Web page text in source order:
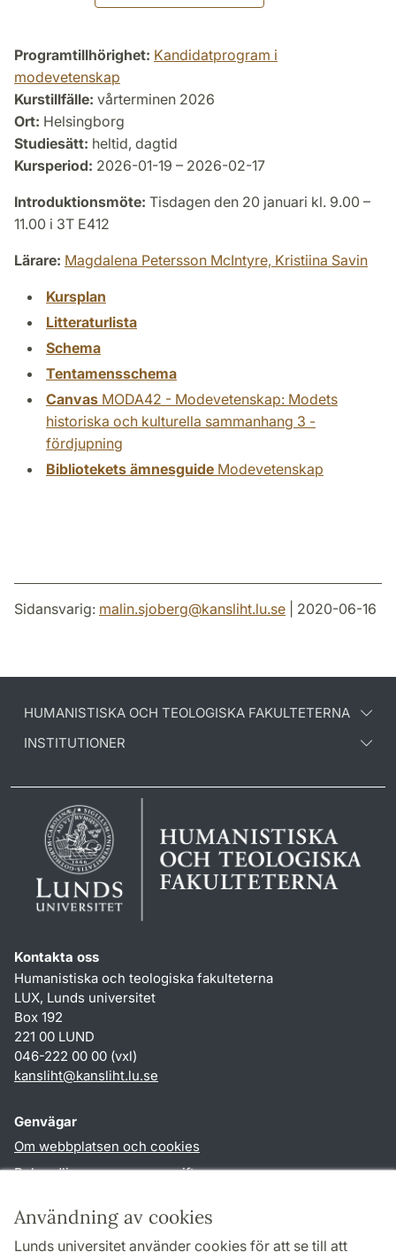
Användning av cookies
Lunds universitet använder cookies för att se till att
Programtillhörighet: Kandidatprogram i
modevetenskap
Kurstillfälle: vårterminen 2026
Ort: Helsingborg
Studiesätt: heltid, dagtid
Kursperiod: 2026-01-19 – 2026-02-17
Introduktionsmöte: Tisdagen den 20 januari kl. 9.00 –
11.00 i 3T E412
Lärare: Magdalena Petersson McIntyre, Kristiina Savin
Kursplan
Litteraturlista
Schema
Tentamensschema
Canvas MODA42 - Modevetenskap: Modets
historiska och kulturella sammanhang 3 -
fördjupning
Bibliotekets ämnesguide Modevetenskap
Sidansvarig: malin.sjoberg@kansliht.lu.se | 2020-06-16
HUMANISTISKA OCH TEOLOGISKA FAKULTETERNA
INSTITUTIONER
Kontakta oss
Humanistiska och teologiska fakulteterna
LUX, Lunds universitet
Box 192
221 00 LUND
046-222 00 00 (vxl)
kansliht@kansliht.lu.se
Genvägar
Om webbplatsen och cookies
Behandling av personuppgifter
TYPO3-login